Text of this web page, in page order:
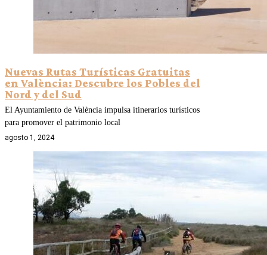
Nuevas Rutas Turísticas Gratuitas
en València: Descubre los Pobles del
Nord y del Sud
El Ayuntamiento de València impulsa itinerarios turísticos
para promover el patrimonio local
agosto 1, 2024